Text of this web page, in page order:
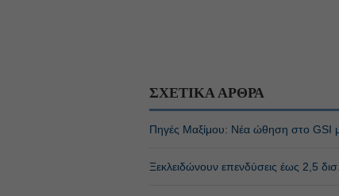
ΣΧΕΤΙΚΑ ΑΡΘΡΑ
Πηγές Μαξίμου: Νέα ώθηση στο GSI
Ξεκλειδώνουν επενδύσεις έως 2,5